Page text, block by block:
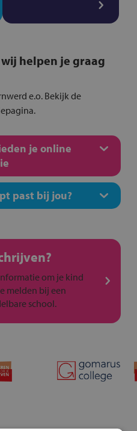
helpen je graag
e.o. Bekijk de
je online
past bij jou?
om je kind
melden bij een
school.